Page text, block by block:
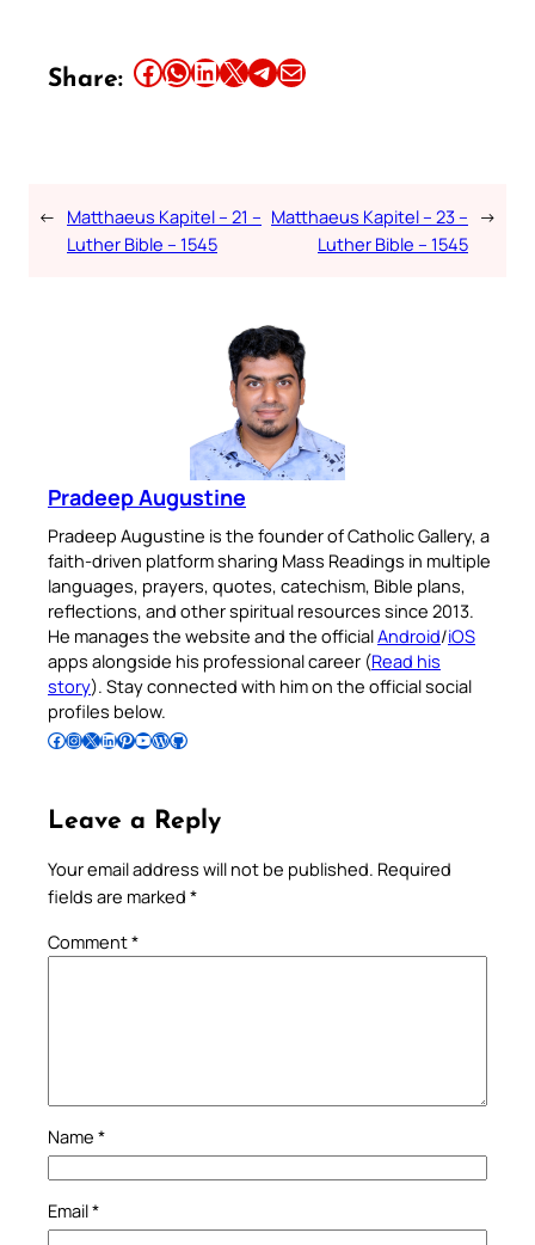
Share: Share this article on Facebook Share this article on WhatsApp Share this article on LinkedIn Share this article on X Share this article on TelegramEmail this Article
← Matthaeus Kapitel – 21 –
Luther Bible – 1545
Matthaeus Kapitel – 23 –
Luther Bible – 1545
→
Pradeep Augustine
Pradeep Augustine is the founder of Catholic Gallery, a
faith-driven platform sharing Mass Readings in multiple
languages, prayers, quotes, catechism, Bible plans,
reflections, and other spiritual resources since 2013.
He manages the website and the officialAndroid/iOS
apps alongside his professional career (Read his
story). Stay connected with him on the official social
profiles below.
Follow Pradeep on Facebook Follow Pradeep on InstagramFollow Pradeep on X Follow Pradeep on LinkedIn Follow Pradeep on Pinterest Subscribe to Pradeep’s Youtube Channel Follow Pradeep on WordPress Follow Pradeep on GitHub
Leave a Reply
Your email address will not be published. Required
fields are marked *
Comment*
Name *
Email*